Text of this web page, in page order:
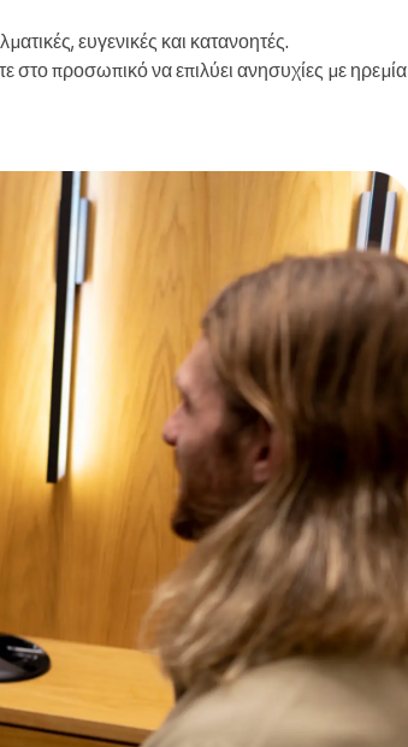
ευγενικές και κατανοητές.
στο προσωπικό να επιλύει ανησυχίες με ηρεμία